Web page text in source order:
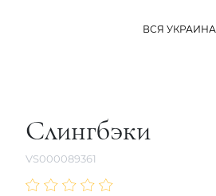
ВСЯ УКРАИНА
Слингбэки
VS000089361